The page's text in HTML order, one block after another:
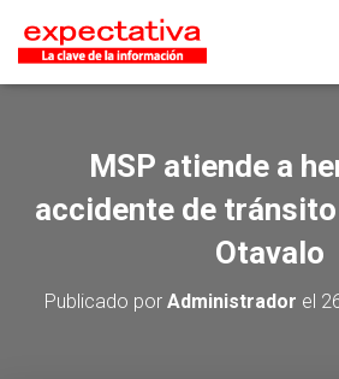
MSP atiende a
accidente de
Otavalo
Publicado por Administrador el